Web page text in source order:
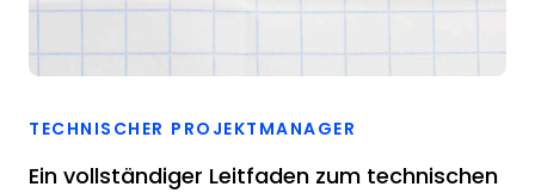
TECHNISCHER PROJEKTMANAGER
Ein vollständiger Leitfaden zum technischen